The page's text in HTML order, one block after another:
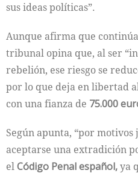
sus ideas políticas”.
Aunque afirma que
tribunal opina que, al ser
rebelión, ese riesgo se
por lo que deja en libertad
con una fianza de 75.000
Según apunta, “por
aceptarse una extradición
elCódigo Penal español,ya